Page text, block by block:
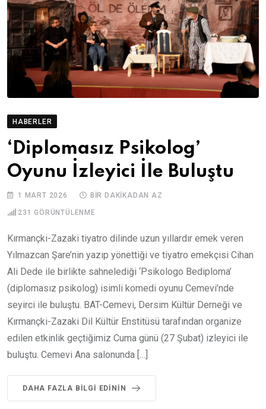
HABERLER
‘Diplomasız Psikolog’
Oyunu İzleyici İle Buluştu
1 MART 2026 BIR DAKIKADAN AZ
231 GÖRÜNTÜLENME
Kırmançki-Zazaki tiyatro dilinde uzun yıllardır emek veren
Yılmazcan Şare’nin yazıp yönettiği ve tiyatro emekçisi Cihan
Ali Dede ile birlikte sahnelediği ‘Psikologo Bediploma’
(diplomasız psikolog) isimli komedi oyunu Cemevi’nde
seyirci ile buluştu. BAT-Cemevi, Dersim Kültür Derneği ve
Kırmançki-Zazaki Dil Kültür Enstitüsü tarafından organize
edilen etkinlik geçtiğimiz Cuma günü (27 Şubat) izleyici ile
buluştu. Cemevi Ana salonunda […]
DAHA FAZLA BILGI EDININ